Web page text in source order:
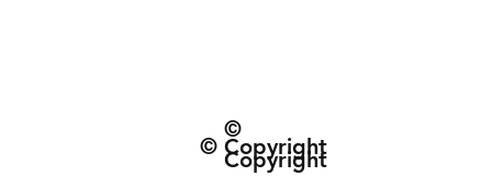
©
Copyright
© Copyright